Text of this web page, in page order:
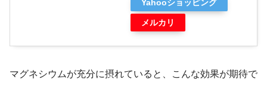
Yahooショッピング
メルカリ
マグネシウムが充分に摂れていると、こんな効果が期待で